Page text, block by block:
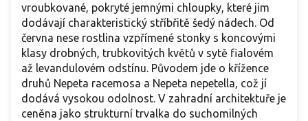
vroubkované, pokryté jemnými chloupky, které jim
dodávají charakteristický stříbřitě šedý nádech. Od
června nese rostlina vzpřímené stonky s koncovými
klasy drobných, trubkovitých květů v sytě fialovém
až levandulovém odstínu. Původem jde o křížence
druhů Nepeta racemosa a Nepeta nepetella, což jí
dodává vysokou odolnost. V zahradní architektuře je
ceněna jako strukturní trvalka do suchomilných